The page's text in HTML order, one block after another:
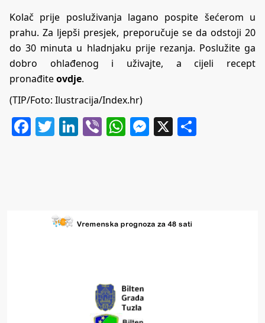
Kolač prije posluživanja lagano pospite šećerom u
prahu. Za ljepši presjek, preporučuje se da odstoji 20
do 30 minuta u hladnjaku prije rezanja. Poslužite ga
dobro ohlađenog i uživajte, a cijeli recept
pronađiteovdje.
(TIP/Foto: Ilustracija/Index.hr)
Facebook
Twitter
LinkedIn
ViberWhatsApp
Messenger
X